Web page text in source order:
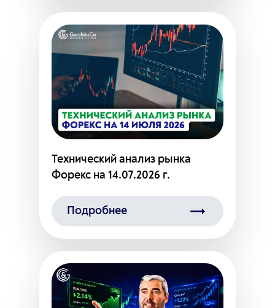
Технический анализ рынка
Форекс на 14.07.2026 г.
Подробнее